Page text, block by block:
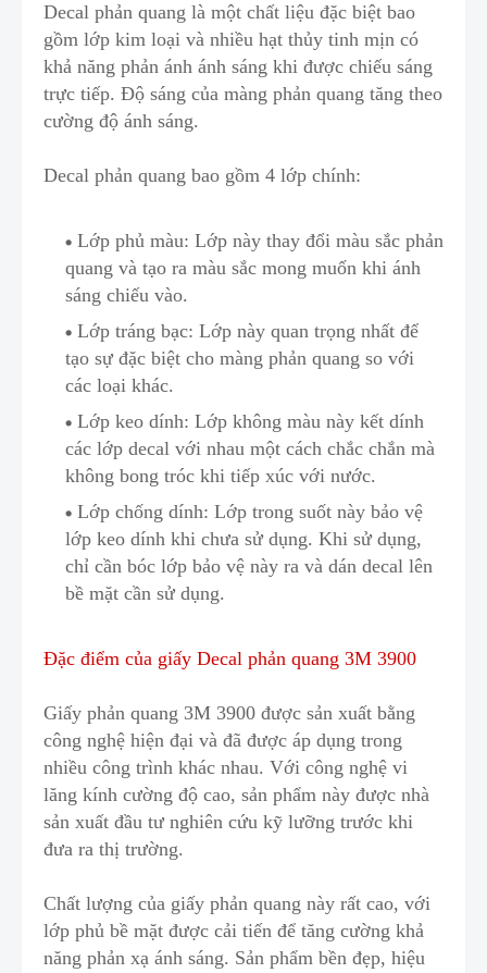
Decal phản quang là một chất liệu đặc biệt bao
gồm lớp kim loại và nhiều hạt thủy tinh mịn có
khả năng phản ánh ánh sáng khi được chiếu sáng
trực tiếp. Độ sáng của màng phản quang tăng theo
cường độ ánh sáng.
Decal phản quang bao gồm 4 lớp chính:
Lớp phủ màu: Lớp này thay đổi màu sắc phản
quang và tạo ra màu sắc mong muốn khi ánh
sáng chiếu vào.
Lớp tráng bạc: Lớp này quan trọng nhất để
tạo sự đặc biệt cho màng phản quang so với
các loại khác.
Lớp keo dính: Lớp không màu này kết dính
các lớp decal với nhau một cách chắc chắn mà
không bong tróc khi tiếp xúc với nước.
Lớp chống dính: Lớp trong suốt này bảo vệ
lớp keo dính khi chưa sử dụng. Khi sử dụng,
chỉ cần bóc lớp bảo vệ này ra và dán decal lên
bề mặt cần sử dụng.
Đặc điểm của giấy Decal phản quang 3M 3900
Giấy phản quang 3M 3900 được sản xuất bằng
công nghệ hiện đại và đã được áp dụng trong
nhiều công trình khác nhau. Với công nghệ vi
lăng kính cường độ cao, sản phẩm này được nhà
sản xuất đầu tư nghiên cứu kỹ lưỡng trước khi
đưa ra thị trường.
Chất lượng của giấy phản quang này rất cao, với
lớp phủ bề mặt được cải tiến để tăng cường khả
năng phản xạ ánh sáng. Sản phẩm bền đẹp, hiệu